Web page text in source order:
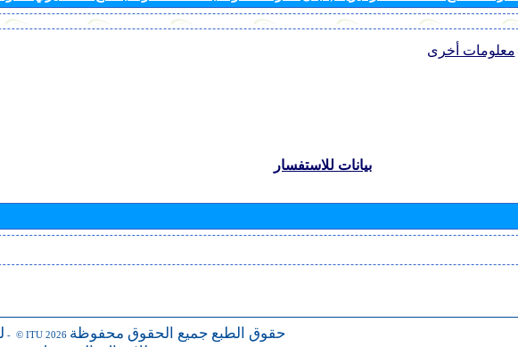
معلومات أخرى
بيانات للاستفسار
- © ITU 2026 حقوق الطبع جميع الحقوق محفوظة